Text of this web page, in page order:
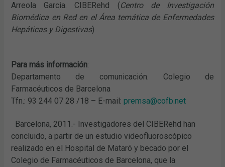
Arreola Garcia. CIBERehd (Centro de Investigación
Biomédica en Red en el Área temática de Enfermedades
Hepáticas y Digestivas)
Para más información:
Departamento de comunicación. Colegio de
Farmacéuticos de Barcelona
Tfn.: 93 244 07 28 /18 – E-mail:premsa@cofb.net
Barcelona, 2011.- Investigadores del CIBERehd han
concluido, a partir de un estudio videofluoroscópico
realizado en el Hospital de Mataró y becado por el
Colegio de Farmacéuticos de Barcelona, que la